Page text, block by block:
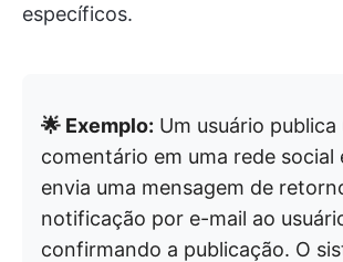
específicos.
🌟 Exemplo: Um usuário publica
comentário em uma rede social
envia uma mensagem de
notificação por e-mail ao
confirmando a publicação. O